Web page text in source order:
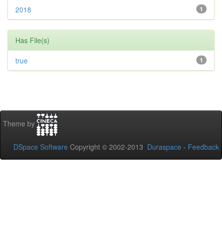
1
2018
Has File(s)
1
true
Theme by
DSpace Software Copyright © 2002-2013 Duraspace - Feedback